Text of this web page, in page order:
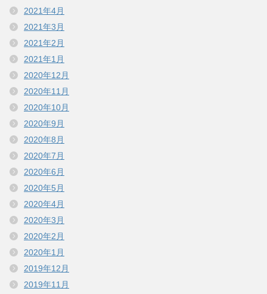
2021年4月
2021年3月
2021年2月
2021年1月
2020年12月
2020年11月
2020年10月
2020年9月
2020年8月
2020年7月
2020年6月
2020年5月
2020年4月
2020年3月
2020年2月
2020年1月
2019年12月
2019年11月